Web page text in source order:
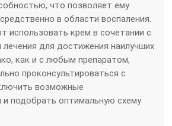
что позволяет ему
в области воспаления.
использовать крем в сочетании с
для достижения наилучших
как и с любым препаратом,
проконсультироваться с
возможные
и подобрать оптимальную схему